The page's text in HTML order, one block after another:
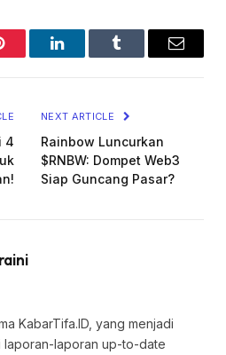
LinkedInTumblr Email
4
NEXT ARTICLE
Rainbow Luncurkan
$RNBW: Dompet Web3
Siap Guncang Pasar?
KabarTifa.ID, yang menjadi
laporan-laporan up-to-date